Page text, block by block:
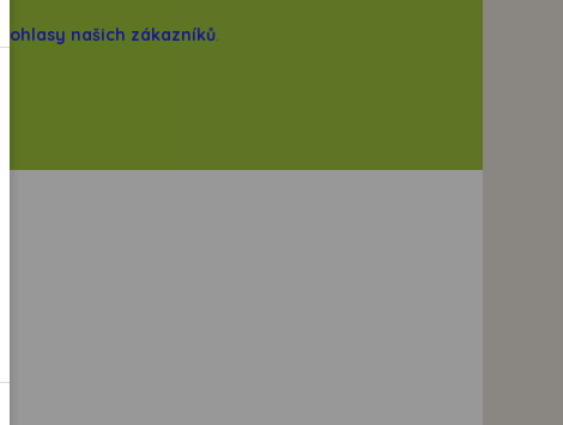
ohlasy našich zákazníků.